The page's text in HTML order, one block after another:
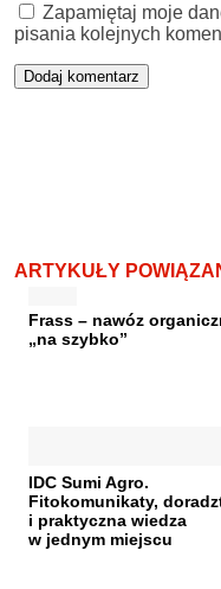
Zapamiętaj moje
pisania kolejnych
ARTYKUŁY
Frass – nawóz
„na szybko”
IDC Sumi Agro.
Fitokomunikaty,
i praktyczna wiedza
w jednym miejscu